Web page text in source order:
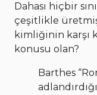
Dahası hiçbir
çeşitlikle üretmiş
kimliğinin karşı
konusu olan?
Barthes